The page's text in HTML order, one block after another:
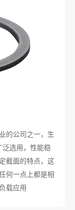
的公司之一，生
选用，性能稳
截面的特点，这
何一点上都是相
载应用